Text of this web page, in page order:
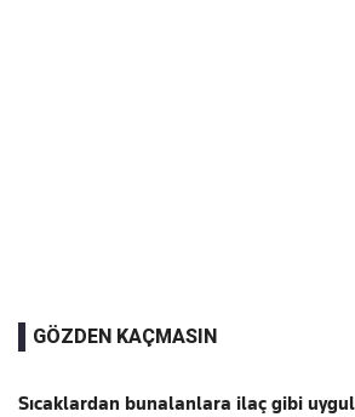
GÖZDEN KAÇMASIN
Sıcaklardan bunalanlara ilaç gibi